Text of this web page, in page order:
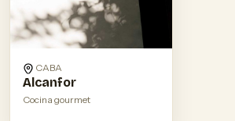
CABA
Alcanfor
Cocina gourmet